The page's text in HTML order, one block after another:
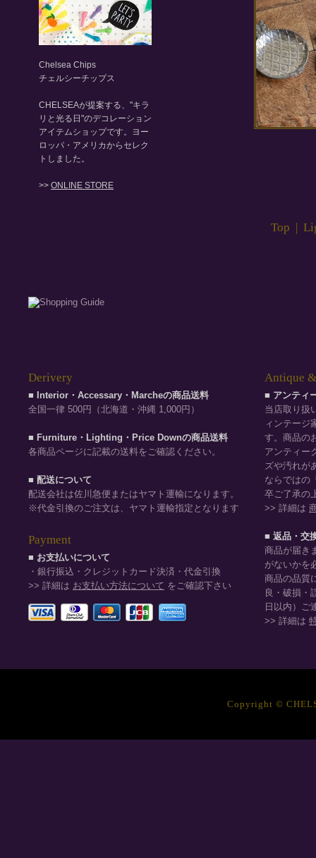
Top |
Chelsea Chips
チェルシーチップス
CHELSEAが提案する、"キラ
リと光る日"のデコレーション
アイテムショップです。ヨー
ロッパ・アメリカからセレク
トしました。
>> ONLINE STORE
Derivery
■ Interior・Accessary・Marcheの商品送料
全国一律 500円（北海道・沖縄 1,000円）
■ Furniture・Lighting・Price Downの商品送料
各商品ページに記載の送料をご確認ください。
■ 配送について
配送会社は佐川急便またはヤマト運輸になります。
※代金引換のご注文は、ヤマト運輸指定となります
Payment
■ お支払いについて
・銀行振込・クレジットカード決済・代金引換
>> 詳細は お支払い方法について をご確認下さい
Antique
■ アンティ
当店取り扱
ィンテージ
す。商品の
アンティー
ズや汚れが
ならではの
卒ご了承の
>> 詳細は
■ 返品・交
商品が届き
がないかを
商品の品質
良・破損・
日以内）ご
>> 詳細は
Copyright ©